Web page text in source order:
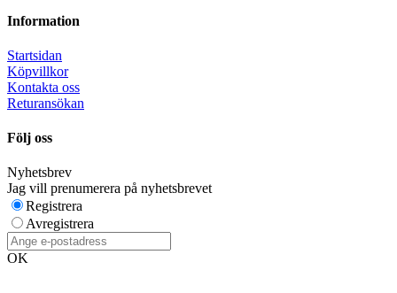
Information
Startsidan
Köpvillkor
Kontakta oss
Returansökan
Följ oss
Nyhetsbrev
Jag vill prenumerera på nyhetsbrevet
Registrera
Avregistrera
OK